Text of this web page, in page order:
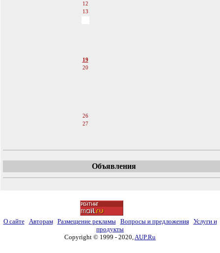
12
13
19
20
26
27
Объявления
О сайте Авторам Размещение рекламы Вопросы и предложения
Услуги и
продукты
Copyright © 1999 - 2020,AUP.Ru